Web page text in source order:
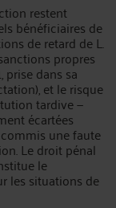
restent
bénéficiaires de
de retard de L.
propres
prise dans sa
et le risque
tardive —
écartées
une faute
Le droit pénal
le
les situations de